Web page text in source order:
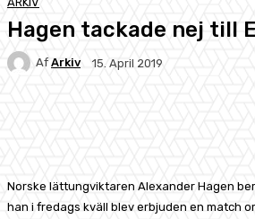
Hagen tackade nej till
Af Arkiv 15. April 2019
Norske lättungviktaren Alexander Hagen
han i fredags kväll blev erbjuden en match